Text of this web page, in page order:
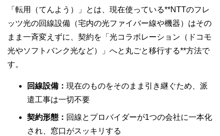
「転用（てんよう）」とは、現在使っている**NTTのフレ
ッツ光の回線設備（宅内の光ファイバー線や機器）はその
まま一斉変えずに、契約を「光コラボレーション（ドコモ
光やソフトバンク光など）」へと丸ごと移行する**方法で
す。
回線設備： 現在のものをそのまま引き継ぐため、派
遣工事は一切不要
契約形態： 回線とプロバイダーが1つの会社に一本化
され、窓口がスッキリする